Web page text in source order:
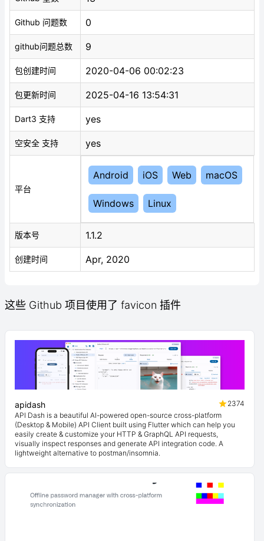
Github 问题数 0
github问题总数 9
包创建时间 2020-04-06 00:02:23
包更新时间 2025-04-16 13:54:31
Dart3 支持 yes
空安全 支持 yes
平台
Android iOS Web macOS
Windows Linux
版本号 1.1.2
创建时间 Apr, 2020
这些 Github 项目使用了 favicon 插件
apidash
2374
API Dash is a beautiful AI-powered open-source cross-platform
(Desktop & Mobile) API Client built using Flutter which can help you
easily create & customize your HTTP & GraphQL API requests,
visually inspect responses and generate API integration code. A
lightweight alternative to postman/insomnia.